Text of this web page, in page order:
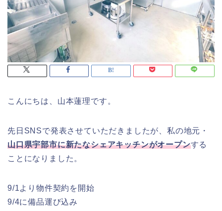
こんにちは、山本蓮理です。
先日SNSで発表させていただきましたが、私の地元・
山口県宇部市に新たなシェアキッチンがオープンする
ことになりました。
9/1より物件契約を開始
9/4に備品運び込み